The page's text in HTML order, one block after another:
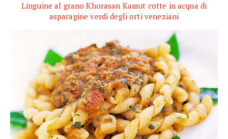
Linguine al grano Khorasan Kamut cotte in acqua di
asparagine verdi degli orti veneziani